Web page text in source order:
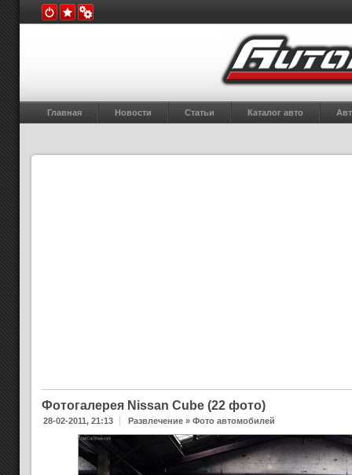
Главная Новости Статьи Каталог авто
Фотогалерея Nissan Cube (22 фото)
28-02-2011, 21:13 Развлечение » Фото автомобилей